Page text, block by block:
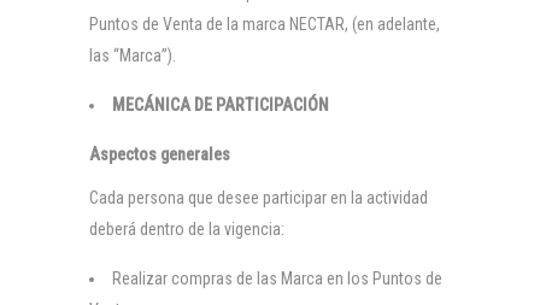
Puntos de Venta de la marca NECTAR, (en adelante,
las “Marca”).
MECÁNICA DE PARTICIPACIÓN
Aspectos generales
Cada persona que desee participar en la actividad
deberá dentro de la vigencia:
Realizar compras de las Marca en los Puntos de